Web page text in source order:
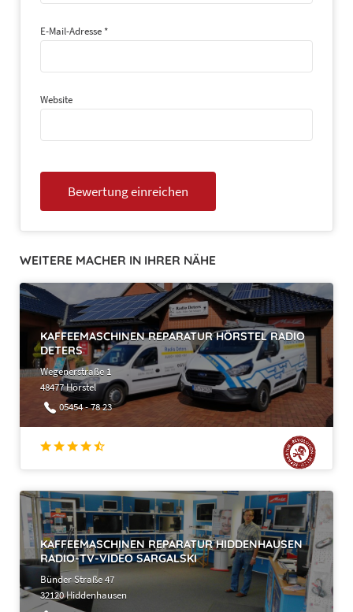
E-Mail-Adresse *
Website
WEITERE MACHER IN IHRER NÄHE
KAFFEEMASCHINEN REPARATUR HÖRSTEL RADIO
DETERS
Wegenerstraße 1
48477 Hörstel
05454 - 78 23
KAFFEEMASCHINEN REPARATUR HIDDENHAUSEN
RADIO-TV-VIDEO SARGALSKI
Bünder Straße 47
32120 Hiddenhausen